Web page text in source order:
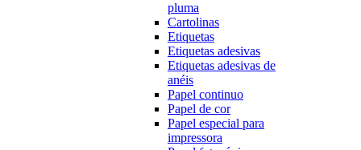
pluma
Cartolinas
Etiquetas
Etiquetas adesivas
Etiquetas adesivas de
anéis
Papel continuo
Papel de cor
Papel especial para
impressora